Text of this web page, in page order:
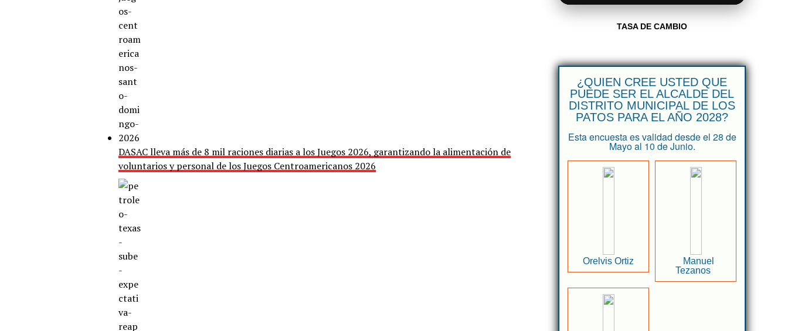
DASAC lleva más de 8 mil raciones diarias a los Juegos 2026, garantizando la alimentación de
voluntarios y personal de los Juegos Centroamericanos 2026
TASA DE CAMBIO
¿QUIEN CREE USTED QUE
PUEDE SER EL ALCALDE DEL
DISTRITO MUNICIPAL DE LOS
PATOS PARA EL AÑO 2028?
Esta encuesta es validad desde el 28 de
Mayo al 10 de Junio.
Orelvis Ortiz
Manuel
Tezanos